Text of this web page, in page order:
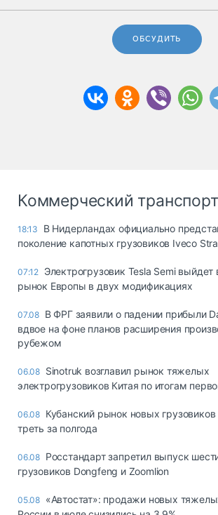
ОБСУДИТЬ
Коммерческий транспорт
18:13
В Нидерландах официально
поколение капотных грузовиков Iveco
07:12 Электрогрузовик Tesla Semi выйдет
рынок Европы в двух модификациях
07.08 В ФРГ заявили о падении прибыли
вдвое на фоне планов расширения
рубежом
06.08 Sinotruk возглавил рынок тяжелых
электрогрузовиков Китая по итогам
06.08 Кубанский рынок новых грузовиков
треть за полгода
06.08 Росстандарт запретил выпуск
грузовиков Dongfeng и Zoomlion
05.08 «Автостат»: продажи новых